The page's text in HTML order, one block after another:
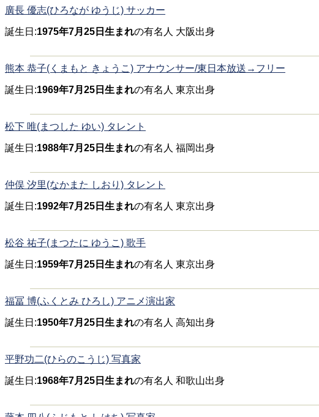
廣長 優志(ひろなが ゆうじ) サッカー
誕生日:1975年7月25日生まれの有名人 大阪出身
熊本 恭子(くまもと きょうこ) アナウンサー/東日本放送→フリー
誕生日:1969年7月25日生まれの有名人 東京出身
松下 唯(まつした ゆい) タレント
誕生日:1988年7月25日生まれの有名人 福岡出身
仲俣 汐里(なかまた しおり) タレント
誕生日:1992年7月25日生まれの有名人 東京出身
松谷 祐子(まつたに ゆうこ) 歌手
誕生日:1959年7月25日生まれの有名人 東京出身
福冨 博(ふくとみ ひろし) アニメ演出家
誕生日:1950年7月25日生まれの有名人 高知出身
平野功二(ひらのこうじ) 写真家
誕生日:1968年7月25日生まれの有名人 和歌山出身